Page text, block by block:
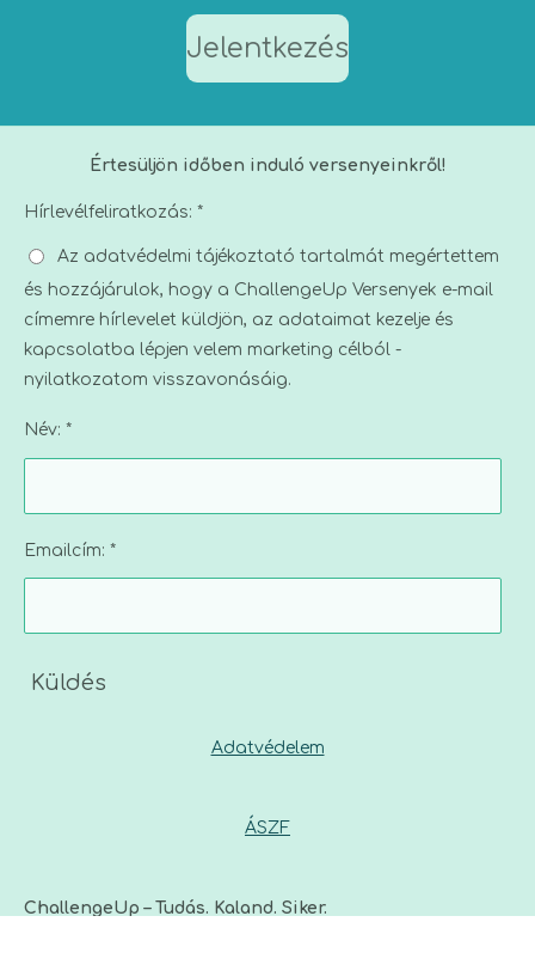
Jelentkezés
Értesüljön időben induló versenyeinkről!
Hírlevélfeliratkozás: *
Az adatvédelmi tájékoztató tartalmát megértettem
és hozzájárulok, hogy a ChallengeUp Versenyek e-mail
címemre hírlevelet küldjön, az adataimat kezelje és
kapcsolatba lépjen velem marketing célból -
nyilatkozatom visszavonásáig.
Név: *
Emailcím: *
Küldés
Adatvédelem
ÁSZF
ChallengeUp – Tudás. Kaland. Siker.